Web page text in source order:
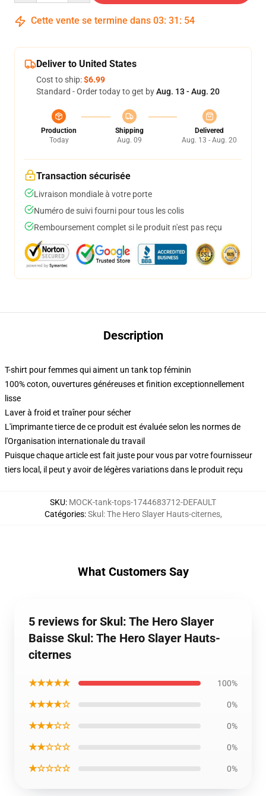
Cette vente se termine dans 03: 31 : 54
Deliver to United States
Cost to ship:$6.99
Standard - Order today to get byAug. 13 - Aug. 20
Production
Today
Shipping
Aug. 09
Delivered
Aug. 13 - Aug. 20
Transaction sécurisée
Livraison mondiale à votre porte
Numéro de suivi fourni pour tous les colis
Remboursement complet si le produit n'est pas reçu
Description
T-shirt pour femmes qui aiment un tank top féminin
100% coton, ouvertures généreuses et finition exceptionnellement
lisse
Laver à froid et traîner pour sécher
L'imprimante tierce de ce produit est évaluée selon les normes de
l'Organisation internationale du travail
Puisque chaque article est fait juste pour vous par votre fournisseur
tiers local, il peut y avoir de légères variations dans le produit reçu
SKU: MOCK-tank-tops-1744683712-DEFAULT
Catégories:Skul: The Hero Slayer Hauts-citernes,
What Customers Say
5 reviews for Skul: The Hero Slayer
Baisse Skul: The Hero Slayer Hauts-
citernes
★★★★★ 100%
★★★★☆ 0%
★★★☆☆ 0%
★★☆☆☆ 0%
★☆☆☆☆ 0%